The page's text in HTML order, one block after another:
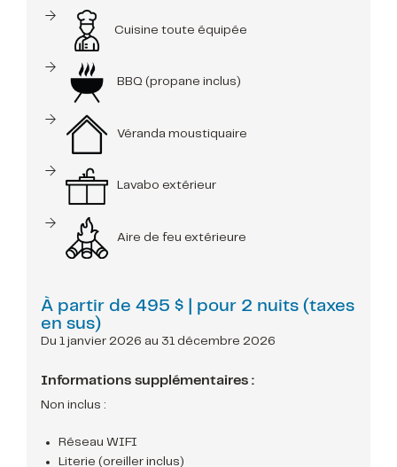
Cuisine toute équipée
BBQ (propane inclus)
Véranda moustiquaire
Lavabo extérieur
Aire de feu extérieure
À partir de 495 $ | pour 2 nuits (taxes
en sus)
Du 1 janvier 2026 au 31 décembre 2026
Informations supplémentaires :
Non inclus :
Réseau WIFI
Literie (oreiller inclus)